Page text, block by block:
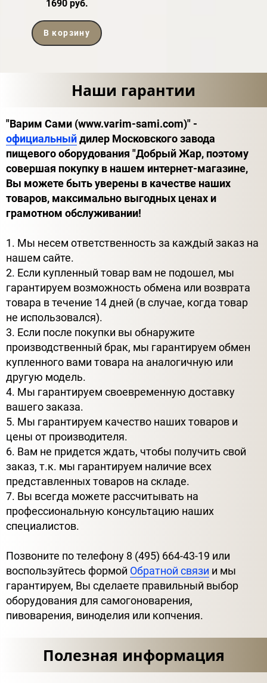
1690 руб.
В корзину
Наши гарантии
"Варим Сами (www.varim-sami.com)" -
официальныйдилер Московского завода
пищевого оборудования "Добрый Жар, поэтому
совершая покупку в нашем интернет-магазине,
Вы можете быть уверены в качестве наших
товаров, максимально выгодных ценах и
грамотном обслуживании!
1. Мы несем ответственность за каждый заказ на
нашем сайте.
2. Если купленный товар вам не подошел, мы
гарантируем возможность обмена или возврата
товара в течение 14 дней (в случае, когда товар
не использовался).
3. Если после покупки вы обнаружите
производственный брак, мы гарантируем обмен
купленного вами товара на аналогичную или
другую модель.
4. Мы гарантируем своевременную доставку
вашего заказа.
5. Мы гарантируем качество наших товаров и
цены от производителя.
6. Вам не придется ждать, чтобы получить свой
заказ, т.к. мы гарантируем наличие всех
представленных товаров на складе.
7. Вы всегда можете рассчитывать на
профессиональную консультацию наших
специалистов.
Позвоните по телефону 8 (495) 664-43-19 или
воспользуйтесь формой Обратной связи и мы
гарантируем, Вы сделаете правильный выбор
оборудования для самогоноварения,
пивоварения, виноделия или копчения.
Полезная информация